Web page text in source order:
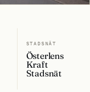
STADSNÄT
Österlens
Kraft
Stadsnät